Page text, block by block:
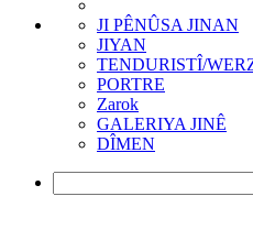
JI PÊNÛSA JINAN
JIYAN
TENDURISTÎ/
PORTRE
Zarok
GALERIYA JINÊ
DÎMEN